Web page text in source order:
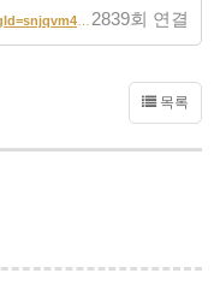
2839회 연결
목록